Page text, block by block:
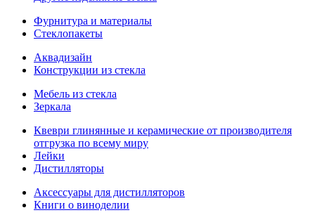
Фурнитура и материалы
Стеклопакеты
Аквадизайн
Конструкции из стекла
Мебель из стекла
Зеркала
Квеври глинянные и керамические от производителя
отгрузка по всему миру
Лейки
Дистилляторы
Аксессуары для дистилляторов
Книги о виноделии